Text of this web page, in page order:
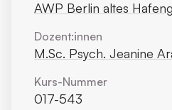
AWP Berlin altes
Dozent:innen
M.Sc. Psych. Jeanine
Kurs-Nummer
017-543